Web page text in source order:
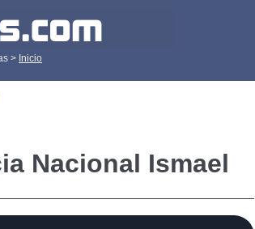
> Inicio
Nacional Ismael